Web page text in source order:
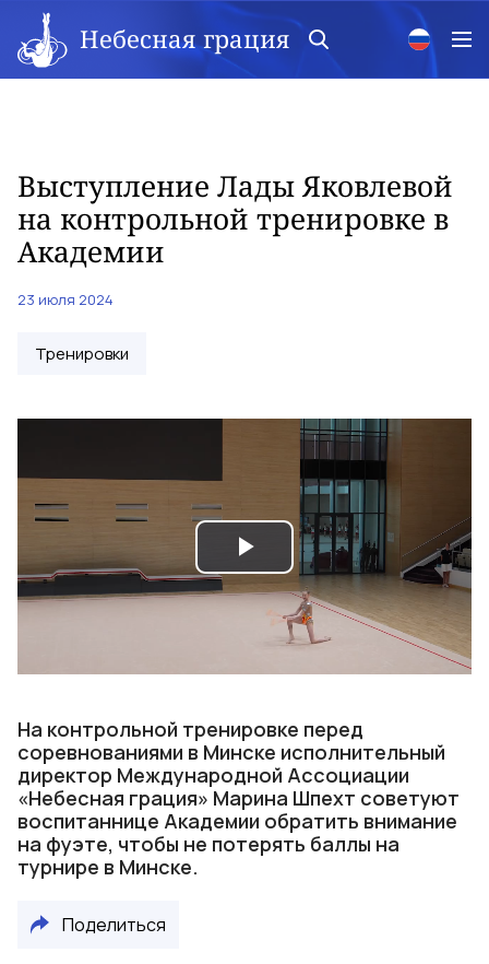
Небесная грация
Выступление Лады Яковлевой
на контрольной тренировке в
Академии
23 июля 2024
Тренировки
Play
Video
На контрольной тренировке перед
соревнованиями в Минске исполнительный
директор Международной Ассоциации
«Небесная грация» Марина Шпехт советуют
воспитаннице Академии обратить внимание
на фуэте, чтобы не потерять баллы на
турнире в Минске.
Поделиться